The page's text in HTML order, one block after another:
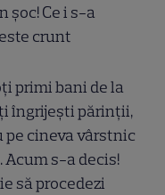
șoc! Ce i s-a
crunt
primi bani de la
îngrijești părinții,
pe cineva vârstnic
Acum s-a decis!
să procedezi